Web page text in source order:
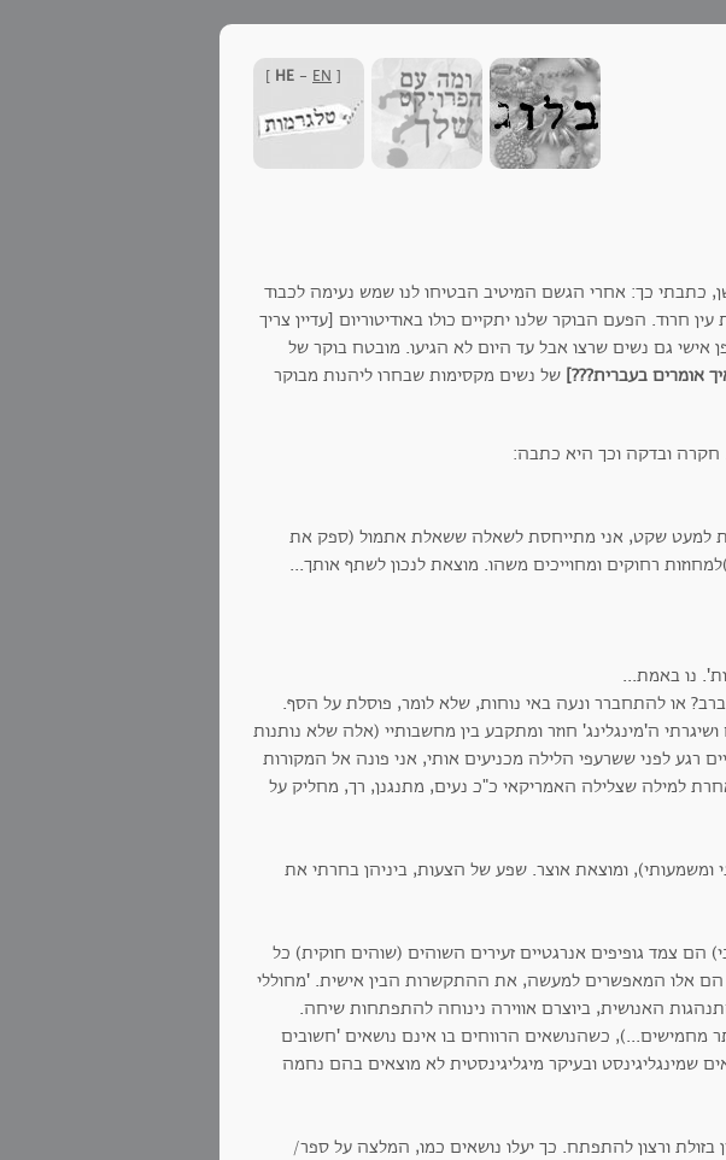
[
HE - EN
]
כתבתי כך: אחרי הגשם המיטיב הבטיחו לנו שמש נעימה לכבוד
הקרוב, 09:00 במשכן לאמנות עין חרוד. הפעם הבוקר שלנו יתקיים כולו באודיטוריום [עדיין צריך
אישי גם נשים שרצו אבל עד היום לא הגיעו. מובטח בוקר של
אומרים בעברית???] של נשים מקסימות שבחרו ליהנות מבוקר
למעט שקט, אני מתייחסת לשאלה ששאלת אתמול (ספק את
רחוקים ומחוייכים משהו. מוצאת לנכון לשתף אותך...
נו באמת...
או להתחברר ונעה באי נוחות, שלא לומר, פוסלת על הסף.
ה'מינגלינג' חוזר ומתקבע בין מחשבותיי (אלה שלא נותנות
רגע לפני ששרעפי הלילה מכניעים אותי, אני פונה אל המקורות
למילה שצלילה האמריקאי כ"כ נעים, מתנגנן, רך, מחליק על
ומוצאת אוצר. שפע של הצעות, ביניהן בחרתי את
הם צמד גופיפים אנרגטיים זעירים השוהים (שוהים חוקית) כל
אלו המאפשרים למעשה, את ההתקשרות הבין אישית. 'מחוללי
האנושית, ביוצרם אווירה נינוחה להתפתחות שיחה.
מחמישים...), כשהנושאים הרווחים בו אינם נושאים 'חשובים
שמינגליגינסט ובעיקר מיגליגינסטית לא מוצאים בהם נחמה
בזולת ורצון להתפתח. כך יעלו נושאים כמו, המלצה על ספר/